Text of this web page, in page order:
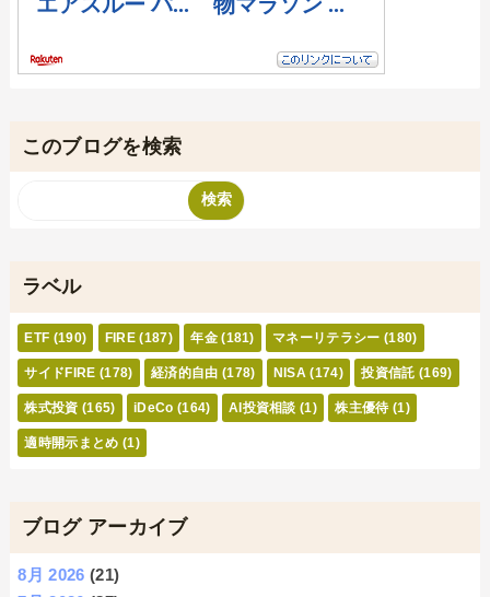
このブログを検索
ラベル
ETF (190) FIRE (187) 年金 (181) マネーリテラシー (180)
サイドFIRE (178) 経済的自由 (178) NISA (174) 投資信託 (169)
株式投資 (165) iDeCo (164) AI投資相談 (1) 株主優待 (1)
適時開示まとめ (1)
ブログ アーカイブ
8月 2026 (21)